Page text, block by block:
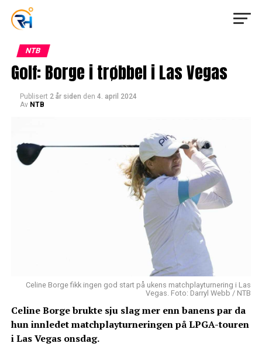
NTB
Golf: Borge i trøbbel i Las Vegas
Publisert 2 år siden den 4. april 2024
Av NTB
Celine Borge fikk ingen god start på ukens matchplayturnering i Las
Vegas. Foto: Darryl Webb / NTB
Celine Borge brukte sju slag mer enn banens par da
hun innledet matchplayturneringen på LPGA-touren
i Las Vegas onsdag.